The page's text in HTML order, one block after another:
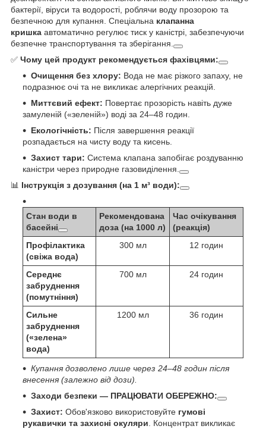
бактерії, віруси та водорості, роблячи воду прозорою та
безпечною для купання. Спеціальна клапанна
кришка автоматично регулює тиск у каністрі, забезпечуючи
безпечне транспортування та зберігання.
✅ Чому цей продукт рекомендується фахівцями:
Очищення без хлору: Вода не має різкого запаху, не
подразнює очі та не викликає алергічних реакцій.
Миттєвий ефект: Повертає прозорість навіть дуже
замуленій («зеленій») воді за 24–48 годин.
Екологічність: Після завершення реакції
розпадається на чисту воду та кисень.
Захист тари: Система клапана запобігає роздуванню
каністри через природне газовиділення.
📊 Інструкція з дозування (на 1 м³ води):
Стан води в
басейні
Рекомендована
доза (на 1000 л)
Час очікування
(реакція)
Профілактика
(свіжа вода)
300 мл 12 годин
Середнє
забруднення
(помутніння)
700 мл 24 годин
Сильне
забруднення
(«зелена»
вода)
1200 мл 36 годин
Купання дозволено лише через 24–48 годин після
внесення (залежно від дози).
Заходи безпеки — ПРАЦЮВАТИ ОБЕРЕЖНО:
Захист: Обов'язково використовуйте гумові
рукавички та захисні окуляри . Концентрат викликає